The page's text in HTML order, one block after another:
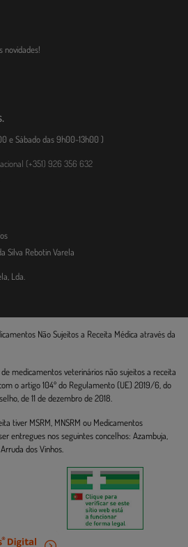
novidades!
e Sábado das 9h00-13h00 )
(+351) 926 356 632
Silva Rebotin Varela
Lda.
Não Sujeitos a Receita Médica através da
medicamentos veterinários não sujeitos a receita
o artigo 104º do Regulamento (UE) 2019/6, do
de 11 de dezembro de 2018.
tiver MSRM, MNSRM ou Medicamentos
entregues nos seguintes concelhos: Azambuja,
dos Vinhos.